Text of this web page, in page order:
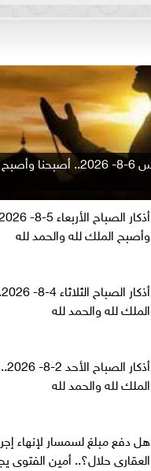
أذكار الصباح الخميس 6-8- 2026..
وأصبح الملك لله والحمد لله
الملك لله والحمد لله
الملك لله والحمد لله
هل دفع مبلغ لسمسار لإنهاء
العقارى حلال؟.. أمين الفتوى